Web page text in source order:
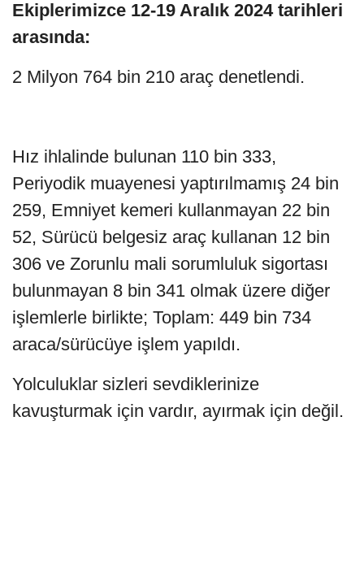
Ekiplerimizce 12-19 Aralık 2024 tarihleri
arasında:
2 Milyon 764 bin 210 araç denetlendi.
Hız ihlalinde bulunan 110 bin 333,
Periyodik muayenesi yaptırılmamış 24 bin
259, Emniyet kemeri kullanmayan 22 bin
52, Sürücü belgesiz araç kullanan 12 bin
306 ve Zorunlu mali sorumluluk sigortası
bulunmayan 8 bin 341 olmak üzere diğer
işlemlerle birlikte; Toplam: 449 bin 734
araca/sürücüye işlem yapıldı.
Yolculuklar sizleri sevdiklerinize
kavuşturmak için vardır, ayırmak için değil.